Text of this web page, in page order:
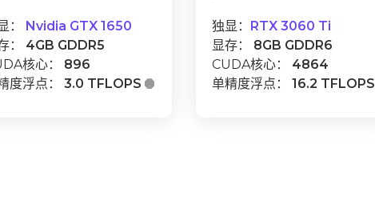
： Nvidia GTX 1650
： 4GB GDDR5
核心： 896
度浮点： 3.0 TFLOPS 
独显： RTX 3060 Ti
显存： 8GB GDDR6
CUDA核心： 4864
单精度浮点： 16.2 TFLOPS